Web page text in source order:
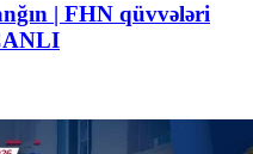
| FHN qüvvələri